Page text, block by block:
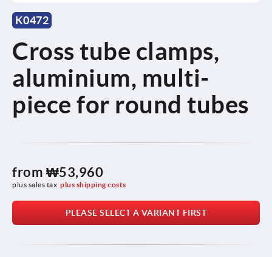
K0472
Cross tube clamps,
aluminium, multi-
piece for round tubes
from ₩53,960
plus sales tax plus shipping costs
PLEASE SELECT A VARIANT FIRST